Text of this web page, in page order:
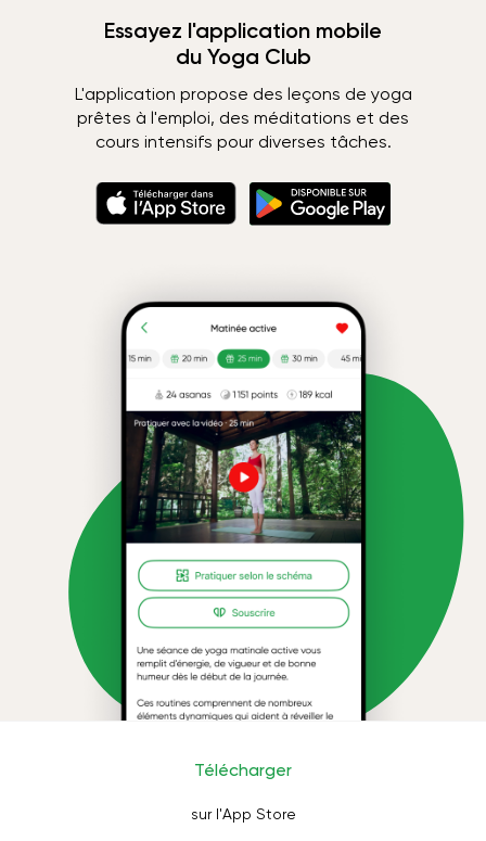
Essayez l'application mobile
du Yoga Club
L'application propose des leçons de yoga
prêtes à l'emploi, des méditations et des
cours intensifs pour diverses tâches.
Télécharger
sur l'App Store